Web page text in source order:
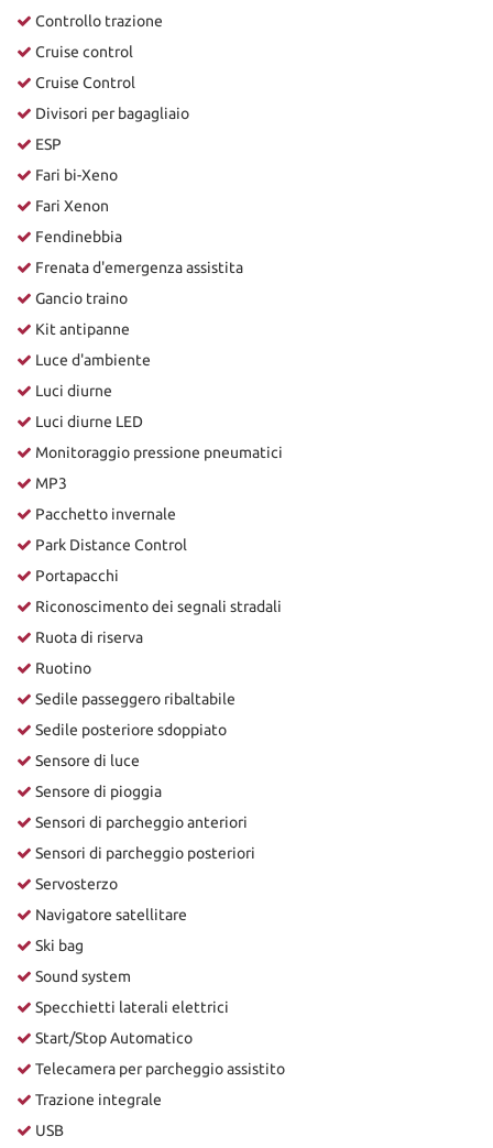
Controllo trazione
Cruise control
Cruise Control
Divisori per bagagliaio
ESP
Fari bi-Xeno
Fari Xenon
Fendinebbia
Frenata d'emergenza assistita
Gancio traino
Kit antipanne
Luce d'ambiente
Luci diurne
Luci diurne LED
Monitoraggio pressione pneumatici
MP3
Pacchetto invernale
Park Distance Control
Portapacchi
Riconoscimento dei segnali stradali
Ruota di riserva
Ruotino
Sedile passeggero ribaltabile
Sedile posteriore sdoppiato
Sensore di luce
Sensore di pioggia
Sensori di parcheggio anteriori
Sensori di parcheggio posteriori
Servosterzo
Navigatore satellitare
Ski bag
Sound system
Specchietti laterali elettrici
Start/Stop Automatico
Telecamera per parcheggio assistito
Trazione integrale
USB